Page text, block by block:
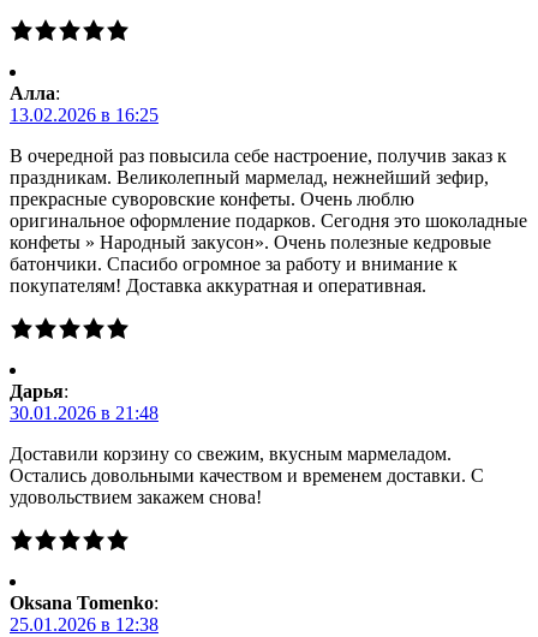
Алла:
13.02.2026 в 16:25
В очередной раз повысила себе настроение, получив заказ к
праздникам. Великолепный мармелад, нежнейший зефир,
прекрасные суворовские конфеты. Очень люблю
оригинальное оформление подарков. Сегодня это шоколадные
конфеты » Народный закусон». Очень полезные кедровые
батончики. Спасибо огромное за работу и внимание к
покупателям! Доставка аккуратная и оперативная.
Дарья:
30.01.2026 в 21:48
Доставили корзину со свежим, вкусным мармеладом.
Остались довольными качеством и временем доставки. С
удовольствием закажем снова!
Oksana Tomenko:
25.01.2026 в 12:38